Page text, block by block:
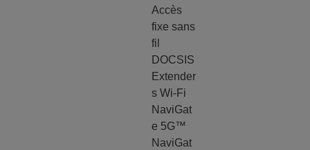
Accès
fixe sans
fil
DOCSIS
Extender
s Wi-Fi
NaviGat
e 5G™
NaviGat